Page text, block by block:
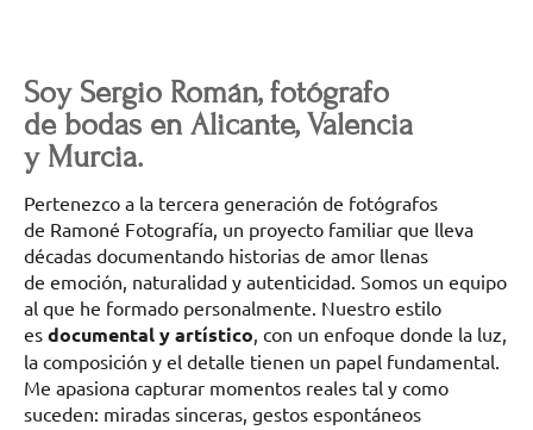
Soy Sergio Román, fotógrafo
de bodas en Alicante, Valencia
y Murcia.
Pertenezco a la tercera generación de fotógrafos
de Ramoné Fotografía, un proyecto familiar que lleva
décadas documentando historias de amor llenas
de emoción, naturalidad y autenticidad. Somos un equipo
al que he formado personalmente. Nuestro estilo
es documental y artístico , con un enfoque donde la luz,
la composición y el detalle tienen un papel fundamental.
Me apasiona capturar momentos reales tal y como
suceden: miradas sinceras, gestos espontáneos